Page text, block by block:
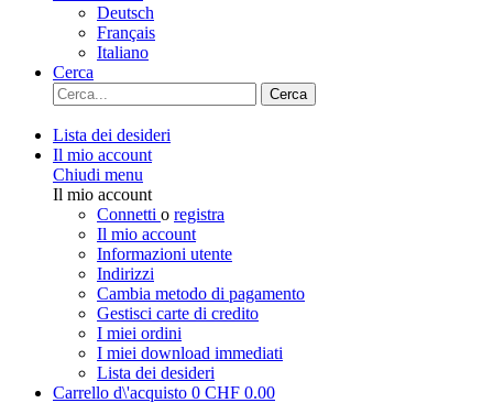
Deutsch
Français
Italiano
Cerca
Cerca
Lista dei desideri
Il mio account
Chiudi menu
Il mio account
Connetti o registra
Il mio account
Informazioni utente
Indirizzi
Cambia metodo di pagamento
Gestisci carte di credito
I miei ordini
I miei download immediati
Lista dei desideri
Carrello d\'acquisto 0 CHF 0.00